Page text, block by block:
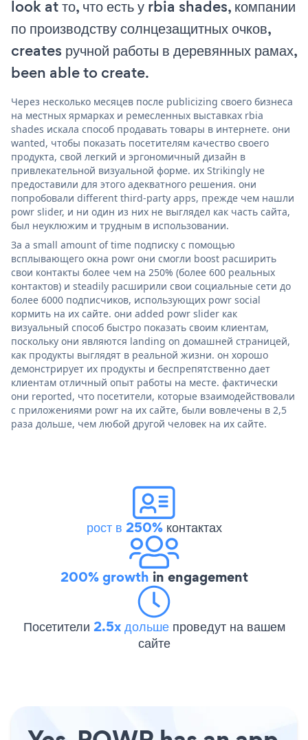
look at то, что есть у rbia shades, компании
по производству солнцезащитных очков,
creates ручной работы в деревянных рамах,
been able to create.
Через несколько месяцев после publicizing своего бизнеса
на местных ярмарках и ремесленных выставках rbia
shades искала способ продавать товары в интернете. они
wanted, чтобы показать посетителям качество своего
продукта, свой легкий и эргономичный дизайн в
привлекательной визуальной форме. их Strikingly не
предоставили для этого адекватного решения. они
попробовали different third-party apps, прежде чем нашли
powr slider, и ни один из них не выглядел как часть сайта,
был неуклюжим и трудным в использовании.
За a small amount of time подписку с помощью
всплывающего окна powr они смогли boost расширить
свои контакты более чем на 250% (более 600 реальных
контактов) и steadily расширили свои социальные сети до
более 6000 подписчиков, использующих powr social
кормить на их сайте. они added powr slider как
визуальный способ быстро показать своим клиентам,
поскольку они являются landing on домашней страницей,
как продукты выглядят в реальной жизни. он хорошо
демонстрирует их продукты и беспрепятственно дает
клиентам отличный опыт работы на месте. фактически
они reported, что посетители, которые взаимодействовали
с приложениями powr на их сайте, были вовлечены в 2,5
раза дольше, чем любой другой человек на их сайте.
рост в 250%контактах
200% growth in engagement
Посетители 2.5x дольше проведут на вашем
сайте